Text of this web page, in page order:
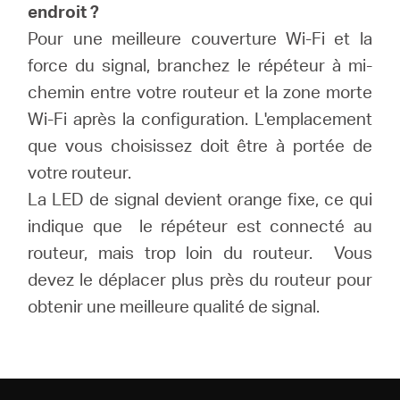
endroit ?
Pour une meilleure couverture Wi-Fi et la
force du signal, branchez le répéteur à mi-
chemin entre votre routeur et la zone morte
Wi-Fi après la configuration. L'emplacement
que vous choisissez doit être à portée de
votre routeur.
La LED de signal devient orange fixe, ce qui
indique que le répéteur est connecté au
routeur, mais trop loin du routeur.
Vous
devez le déplacer plus près du routeur pour
obtenir une meilleure qualité de signal.